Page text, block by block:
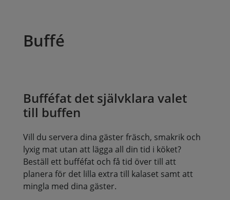
Buffé
Bufféfat det självklara valet
till buffen
Vill du servera dina gäster fräsch, smakrik och
lyxig mat utan att lägga all din tid i köket?
Beställ ett bufféfat och få tid över till att
planera för det lilla extra till kalaset samt att
mingla med dina gäster.